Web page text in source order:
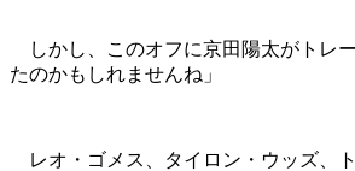
しかし、このオフに京田陽太がトレ
たのかもしれませんね」
レオ・ゴメス、タイロン・ウッズ、